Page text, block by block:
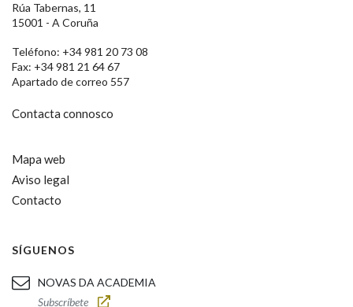
Rúa Tabernas, 11
15001 - A Coruña
Teléfono: +34 981 20 73 08
Fax: +34 981 21 64 67
Apartado de correo 557
Contacta connosco
Mapa web
Aviso legal
Contacto
SÍGUENOS
NOVAS DA ACADEMIA
Subscríbete